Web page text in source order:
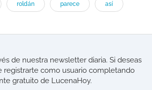
roldán parece así
de nuestra newsletter diaria. Si deseas
como usuario completando
gratuito de LucenaHoy.